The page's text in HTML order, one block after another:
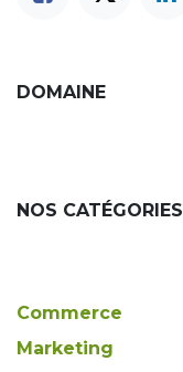
DOMAINE
NOS CATÉGORIES
Commerce
Marketing